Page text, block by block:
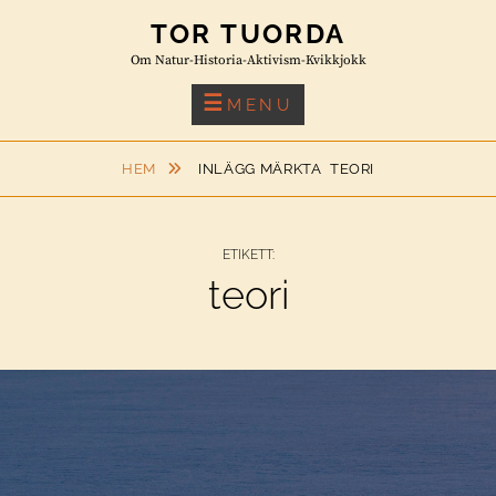
TOR TUORDA
Om Natur-Historia-Aktivism-Kvikkjokk
MENU
HEM INLÄGG MÄRKTA TEORI
ETIKETT:
teori